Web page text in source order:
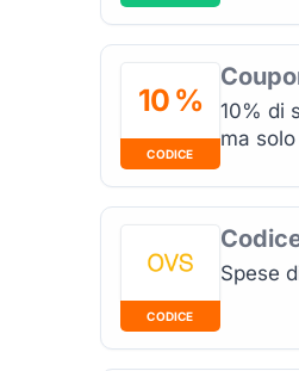
10 %
CODICE
10% di
ma
CODICE
Spese